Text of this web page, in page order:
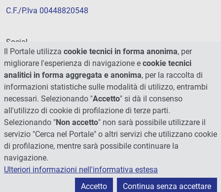
C.F./P.Iva 00448820548
Social
© 2026 - Università degli Studi di Perugia
Il Portale utilizza cookie tecnici in forma anonima, per
migliorare l'esperienza di navigazione e cookie tecnici
analitici in forma aggregata e anonima, per la raccolta di
informazioni statistiche sulle modalità di utilizzo, entrambi
necessari. Selezionando "Accetto" si dà il consenso
all'utilizzo di cookie di profilazione di terze parti.
Selezionando "Non accetto" non sarà possibile utilizzare il
servizio "Cerca nel Portale" o altri servizi che utilizzano cookie
di profilazione, mentre sarà possibile continuare la
navigazione.
Ulteriori informazioni nell'informativa estesa
Accetto
Continua senza accettare